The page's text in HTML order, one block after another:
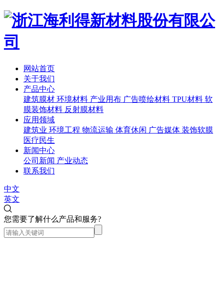
网站首页
关于我们
产品中心
建筑膜材 环境材料 产业用布 广告喷绘材料 TPU材料 软
膜装饰材料 反射膜材料
应用领域
建筑业 环境工程 物流运输 体育休闲 广告媒体 装饰软膜
医疗民生
新闻中心
公司新闻 产业动态
联系我们
中文
英文
您需要了解什么产品和服务?